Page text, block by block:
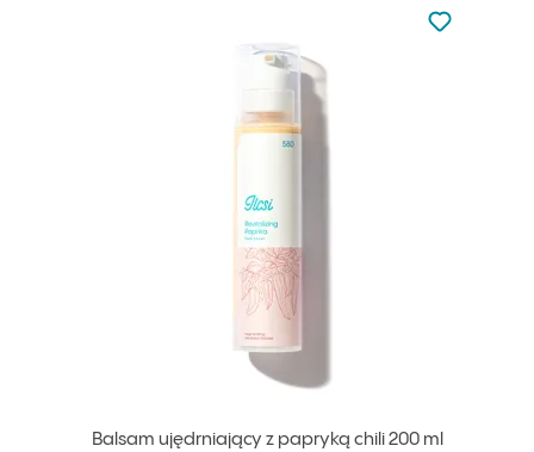
Balsam ujędrniający z papryką chili 200 ml
Nie dodano
Dodaj do